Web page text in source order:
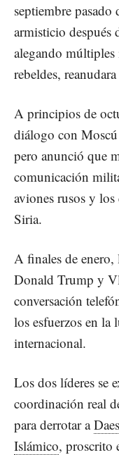
septiembre pasado
armisticio después
alegando
rebeldes,
A principios de
diálogo con
pero anunció que
comunicación
aviones rusos y
Siria.
A finales de
Donald Trump y
conversación
los esfuerzos en la
internacional.
Los dos líderes se
coordinación real
para derrotar a
Islámico, proscrito